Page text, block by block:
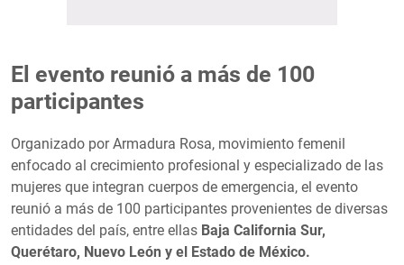
El evento reunió a más de 100
participantes
Organizado por Armadura Rosa, movimiento femenil
enfocado al crecimiento profesional y especializado de las
mujeres que integran cuerpos de emergencia, el evento
reunió a más de 100 participantes provenientes de diversas
entidades del país, entre ellas Baja California Sur,
Querétaro, Nuevo León y el Estado de México.